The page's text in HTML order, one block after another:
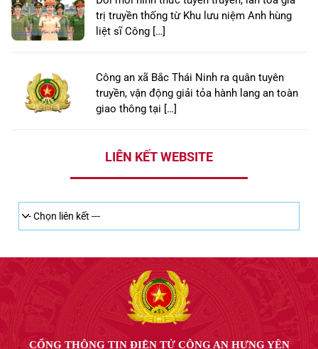
trị truyền thống từ Khu lưu niệm Anh hùng
liệt sĩ Công […]
Công an xã Bắc Thái Ninh ra quân tuyên
truyền, vận động giải tỏa hành lang an toàn
giao thông tại […]
LIÊN KẾT WEBSITE
CỔNG THÔNG TIN ĐIỆN TỬ CÔNG AN HƯNG YÊN